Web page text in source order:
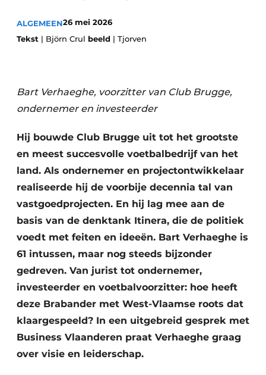
Vacature aanmelden
ALGEMEEN26 mei 2026
Tekst | Björn Crul beeld | Tjorven
Bart Verhaeghe, voorzitter van Club Brugge,
ondernemer en investeerder
Hij bouwde Club Brugge uit tot het grootste
en meest succesvolle voetbalbedrijf van het
land. Als ondernemer en projectontwikkelaar
realiseerde hij de voorbije decennia tal van
vastgoedprojecten. En hij lag mee aan de
basis van de denktank Itinera, die de politiek
voedt met feiten en ideeën. Bart Verhaeghe is
61 intussen, maar nog steeds bijzonder
gedreven. Van jurist tot ondernemer,
investeerder en voetbalvoorzitter: hoe heeft
deze Brabander met West-Vlaamse roots dat
klaargespeeld? In een uitgebreid gesprek met
Business Vlaanderen praat Verhaeghe graag
over visie en leiderschap.